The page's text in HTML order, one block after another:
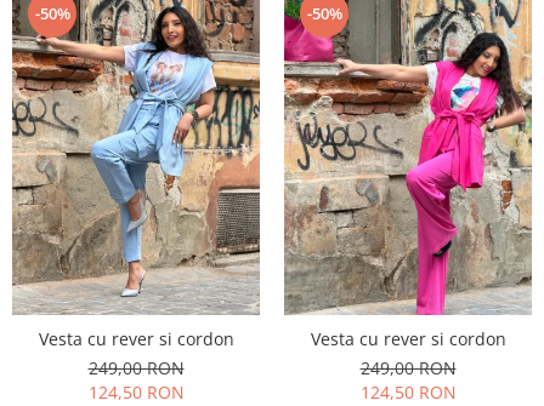
-50%
Vesta cu rever si cordon
249,00 RON
124,50 RON
-50%
Vesta cu rever si cordon
249,00 RON
124,50 RON